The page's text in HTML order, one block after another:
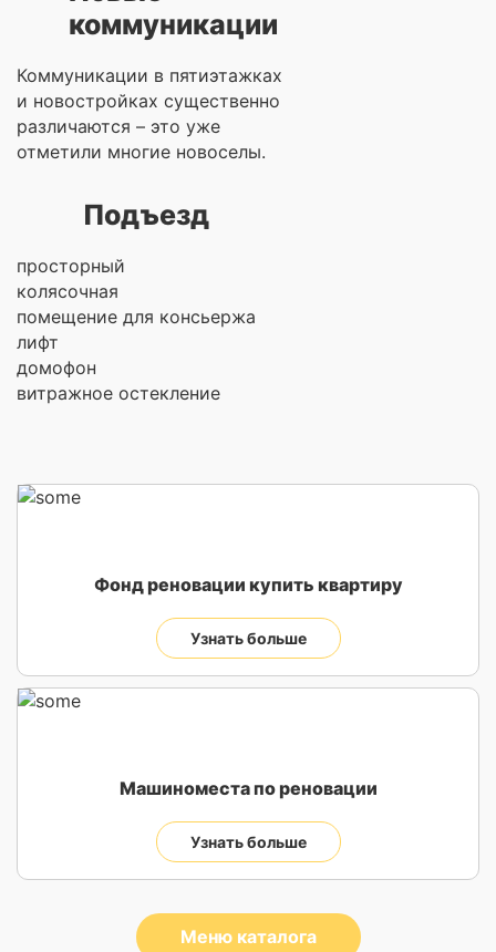
коммуникации
Коммуникации в пятиэтажках
и новостройках существенно
различаются – это уже
отметили многие новоселы.
Подъезд
просторный
колясочная
помещение для консьержа
лифт
домофон
витражное остекление
Фонд реновации купить квартиру
Узнать больше
Машиноместа по реновации
Узнать больше
Меню каталога